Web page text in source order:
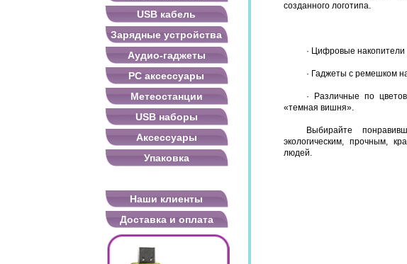
созданного логотипа.
· Цифровые
· Гаджеты с ремешком
· Различные по
«темная вишня».
Выбирайте
экологическим, прочным,
людей.
USB кабель
Зарядные устройства
Аудио-гаджеты
PC аксессуары
Метеостанции
USB наборы
Аксессуары
Упаковка
Наши клиенты
Доставка и оплата